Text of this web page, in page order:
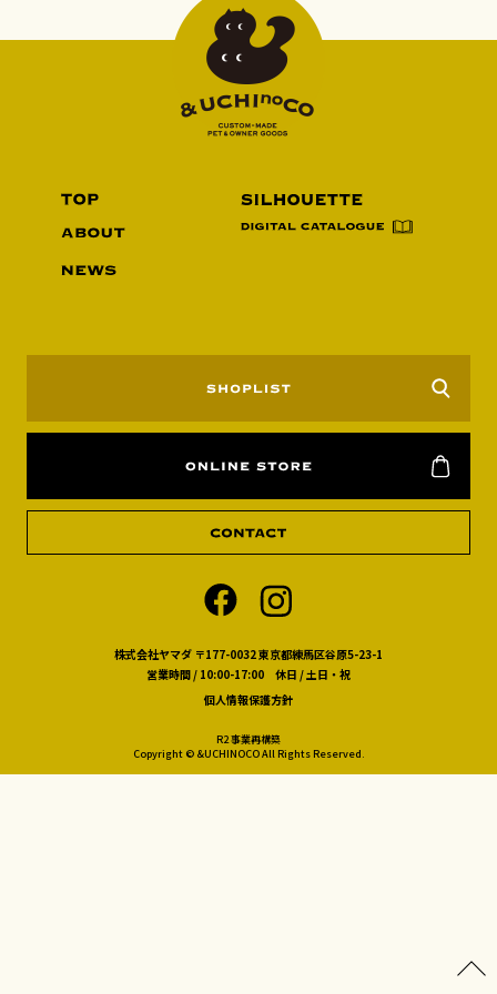
株式会社ヤマダ 〒177-0032 東京都練馬区谷原5-23-1
営業時間 / 10:00-17:00 休日 / 土日・祝
個人情報保護方針
R2 事業再構築
Copyright © &UCHINOCO All Rights Reserved.